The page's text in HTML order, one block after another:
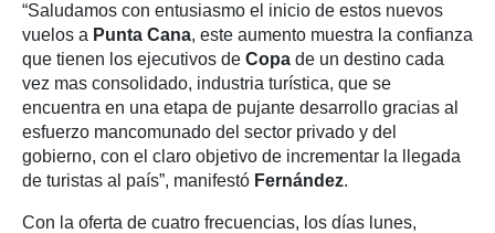
“Saludamos con entusiasmo el inicio de estos nuevos
vuelos a Punta Cana, este aumento muestra la confianza
que tienen los ejecutivos de Copa de un destino cada
vez mas consolidado, industria turística, que se
encuentra en una etapa de pujante desarrollo gracias al
esfuerzo mancomunado del sector privado y del
gobierno, con el claro objetivo de incrementar la llegada
de turistas al país”, manifestó Fernández.
Con la oferta de cuatro frecuencias, los días lunes,